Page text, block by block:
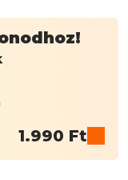
1.990 Ft